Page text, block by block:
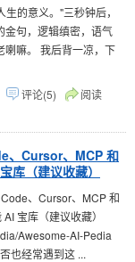
的意义。"三秒钟后，
金句，逻辑缜密，语气
喇嘛。 我后背一凉，下
评论(5)
阅读
、Cursor、MCP 和
（建议收藏）
、Cursor、MCP 和
宝库（建议收藏）
Awesome-AI-Pedia
也经常遇到这 ...